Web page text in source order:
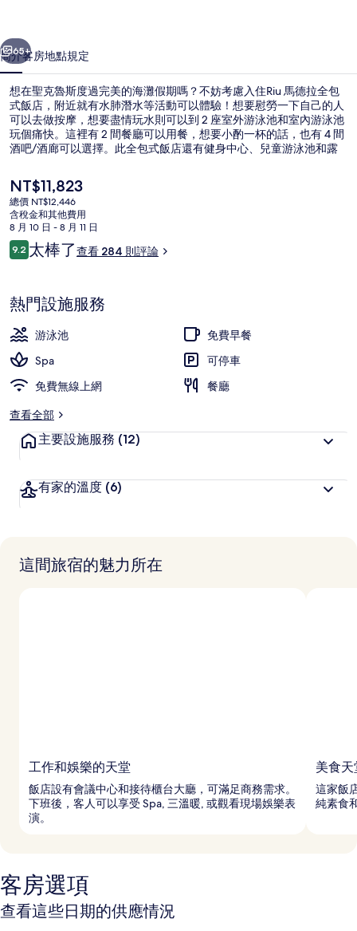
飯
店
的
相
片
集
個 下一個
65+
簡介客房地點規定
想在聖克魯斯度過完美的海灘假期嗎？不妨考慮入住Riu 馬德拉全包
式飯店，附近就有水肺潛水等活動可以體驗！想要慰勞一下自己的人
可以去做按摩，想要盡情玩水則可以到 2 座室外游泳池和室內游泳池
玩個痛快。這裡有 2 間餐廳可以用餐，想要小酌一杯的話，也有 4 間
酒吧/酒廊可以選擇。此全包式飯店還有健身中心、兒童游泳池和露
目
前
的
價
格
是
NT$11,823
總價 NT$12,446
含稅金和其他費用
8 月 10 日 - 8 月 11 日
評
論
9.29.2 分，滿分 10 分，
太棒了查看 284 則評論
熱門設施服務
游泳池
免費早餐
Spa
可停車
免費無線上網
餐廳
查看全部
主要設施服務 (12)
有家的溫度 (6)
這間旅宿的魅力所在
工作和娛樂的天堂
飯店設有會議中心和接待櫃台大廳，可滿足商務需求。
下班後，客人可以享受 Spa, 三溫暖, 或觀看現場娛樂表
演。
美食天
這家飯
純素食
客房選項
查看這些日期的供應情況